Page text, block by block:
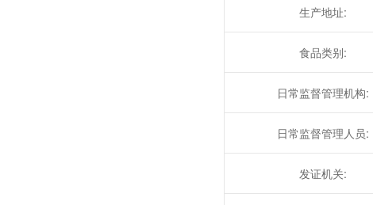
生产地址:
食品类别:
日常监督管理机构:
日常监督管理人员:
发证机关: